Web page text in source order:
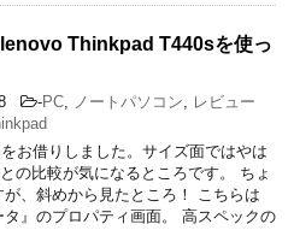
Thinkpad T440sを使っ
-PC, ノートパソコン, レビュー
お借りしました。サイズ面ではやは
の比較が気になるところです。 ちょ
が、斜めから見たところ！ こちらは
タ』のプロパティ画面。 高スペックの